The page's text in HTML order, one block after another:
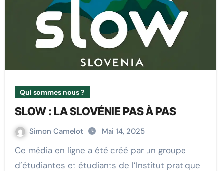
Qui sommes nous ?
SLOW : LA SLOVÉNIE PAS À PAS
Simon Camelot Mai 14, 2025
Ce média en ligne a été créé par un groupe
d’étudiantes et étudiants de l’Institut pratique